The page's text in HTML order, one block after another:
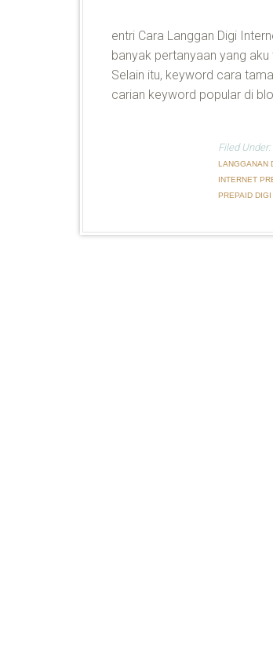
entri Cara Langgan Digi
banyak pertanyaan yang
Selain itu, keyword cara
carian keyword popular di
Filed Under:
LANGGANAN
INTERNET
PREPAID DIGI